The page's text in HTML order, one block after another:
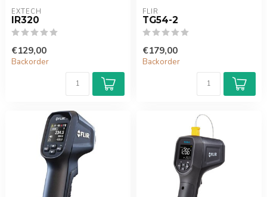
EXTECH
IR320
€129,00
Backorder
FLIR
TG54-2
€179,00
Backorder